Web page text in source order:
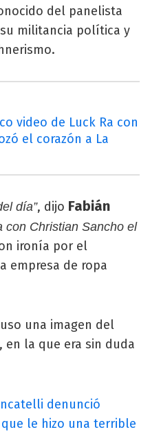
del panelista
militancia política y
video de Luck Ra con
el corazón a La
día”, dijo Fabián
con Christian Sancho el
ironía por el
empresa de ropa
una imagen del
la que era sin duda
denunció
le hizo una terrible